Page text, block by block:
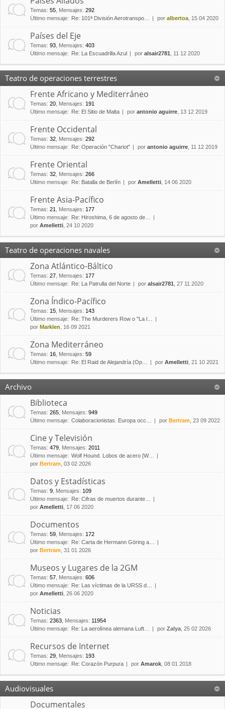
Temas: 55 Mensajes: 292
Último mensaje:
Re: 101ª División Aerotranspo… por albertoa , 15 04 2020
Países del Eje
Temas: 93 Mensajes: 403
Último mensaje:
Re: La Escuadrilla Azul por alsair2781 , 11 12 2020
Teatro de operaciones terrestres
Frente Africano y Mediterráneo
Temas: 20 Mensajes: 191
Último mensaje:
Re: El Sitio de Malta por antonio aguirre , 13 12 2019
Frente Occidental
Temas: 32 Mensajes: 292
Último mensaje:
Re: Operación "Chariot" por antonio aguirre , 11 12 2019
Frente Oriental
Temas: 32 Mensajes: 266
Último mensaje:
Re: Batalla de Berlín por Amelletti , 14 06 2020
Frente Asia-Pacífico
Temas: 21 Mensajes: 177
Último mensaje:
Re: Hiroshima, 6 de agosto de…
por Amelletti , 24 10 2020
Teatro de operaciones navales
Zona Atlántico-Báltico
Temas: 27 Mensajes: 177
Último mensaje:
Re: La Patrulla del Norte por alsair2781 , 27 11 2020
Zona Índico-Pacífico
Temas: 15 Mensajes: 143
Último mensaje:
Re: The Murderers Row o "La l…
por Marklen , 16 09 2021
Zona Mediterráneo
Temas: 16 Mensajes: 59
Último mensaje:
Re: El Raid de Alejandría (Op… por Amelletti , 21 10 2021
Archivo
Biblioteca
Temas: 265 Mensajes: 949
Último mensaje: Colaboracionistas. Europa occ… por Bertram , 23 09 2022
Cine y Televisión
Temas: 479 Mensajes: 2011
Último mensaje: Wolf Hound. Lobos de acero [W…
por Bertram , 03 02 2026
Datos y Estadísticas
Temas: 9 Mensajes: 109
Último mensaje:
Re: Cifras de muertos durante…
por Amelletti , 17 06 2020
Documentos
Temas: 59 Mensajes: 172
Último mensaje:
Re: Carta de Hermann Göring a…
por Bertram , 31 01 2026
Museos y Lugares de la 2GM
Temas: 57 Mensajes: 606
Último mensaje:
Re: Las víctimas de la URSS d…
por Amelletti , 26 06 2020
Noticias
Temas: 2363 Mensajes: 11954
Último mensaje:
Re: La aerolínea alemana Luft… por Zalya , 25 02 2026
Recursos de Internet
Temas: 29 Mensajes: 193
Último mensaje:
Re: Corazón Purpura por Amarok , 08 01 2018
Audiovisuales
Documentales